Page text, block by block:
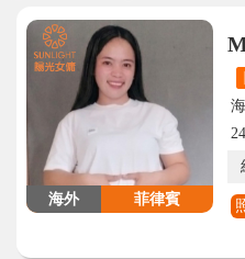
海外 菲律賓